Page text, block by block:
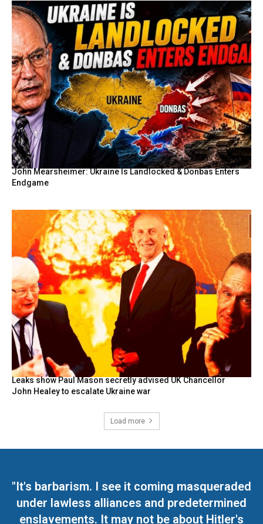
John Mearsheimer: Ukraine Is Landlocked & Donbas Enters
Endgame
Leaks show Paul Mason secretly advised UK Chancellor
John Healey to escalate Ukraine war
Load more
"It's barbarism. I see it coming masqueraded
under lawless alliances and predetermined
enslavements. It may not be about Hitler's